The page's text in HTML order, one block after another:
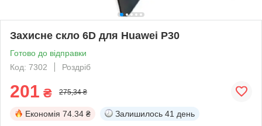
Захисне скло 6D для Huawei P30
Готово до відправки
Код: 7302
Роздріб
201 ₴ 275,34 ₴
Економія 74.34 ₴ Залишилось 41 день